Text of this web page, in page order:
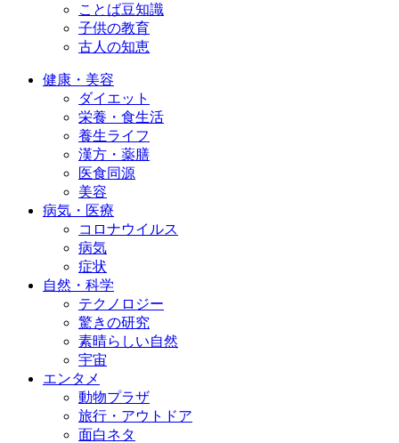
ことば豆知識
子供の教育
古人の知恵
健康・美容
ダイエット
栄養・食生活
養生ライフ
漢方・薬膳
医食同源
美容
病気・医療
コロナウイルス
病気
症状
自然・科学
テクノロジー
驚きの研究
素晴らしい自然
宇宙
エンタメ
動物プラザ
旅行・アウトドア
面白ネタ